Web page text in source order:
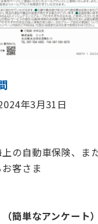
年3月31日
の自動車保険、ま
客さま
簡単なアンケート